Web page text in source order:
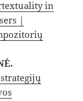
in
|